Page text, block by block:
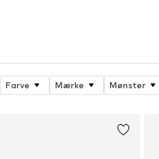
Farve Mærke Mønster